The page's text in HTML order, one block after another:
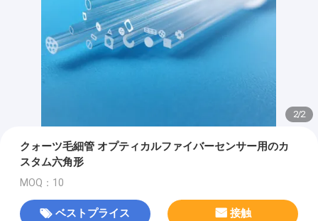
2/2
クォーツ毛細管 オプティカルファイバーセンサー用のカ
スタム六角形
MOQ：10
ベストプライス 接触